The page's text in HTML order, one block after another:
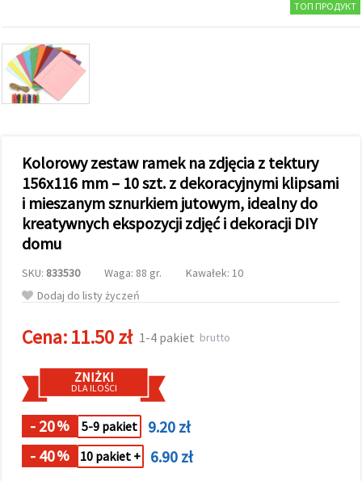
wyświetlać
trafne treści
oraz
reklamy,
również
przy
analitycznych
marketingowych.
Możesz
zgodzić się
używanie
wszystkich
cookie,
klikając
"Akceptuj
wskazać
preferencje
Ustawieniach,
dany typ
cookie i
klikając
ТОП ПРОДУКТ
Kolorowy zestaw ramek na zdjęcia z tektury
156x116 mm – 10 szt. z dekoracyjnymi klipsami
i mieszanym sznurkiem jutowym, idealny do
kreatywnych ekspozycji zdjęć i dekoracji DIY
domu
SKU: 833530 Waga: 88 gr.
Kawałek: 10
Dodaj do listy życzeń
Cena:11.50 zł 1-4 pakiet brutto
ZNIŻKI
DLA ILOŚCI
- 20% 5-9 pakiet
9.20 zł
- 40% 10 pakiet + 6.90 zł